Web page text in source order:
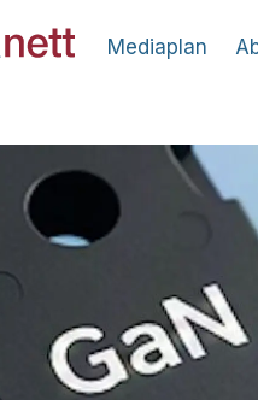
Mediaplan